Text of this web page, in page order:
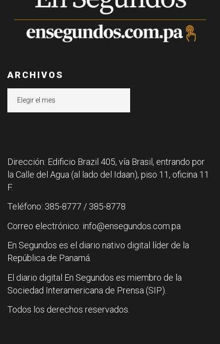
ARCHIVOS
Dirección: Edificio Brazil 405, vía Brasil, entrando por
la Calle del Agua (al lado del Idaan), piso 11, oficina 11
F.
Teléfono: 385-8777 / 385-8778
Correo electrónico: info@ensegundos.com.pa
En Segundos es el diario nativo digital líder de la
República de Panamá.
El diario digital En Segundos es miembro de la
Sociedad Interamericana de Prensa (SIP).
Todos los derechos reservados.